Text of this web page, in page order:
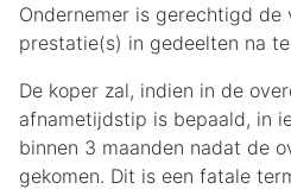
Ondernemer is gerechtigd de
prestatie(s) in gedeelten na
De koper zal, indien in de
afnametijdstip is bepaald, in
binnen 3 maanden nadat de
gekomen. Dit is een fatale